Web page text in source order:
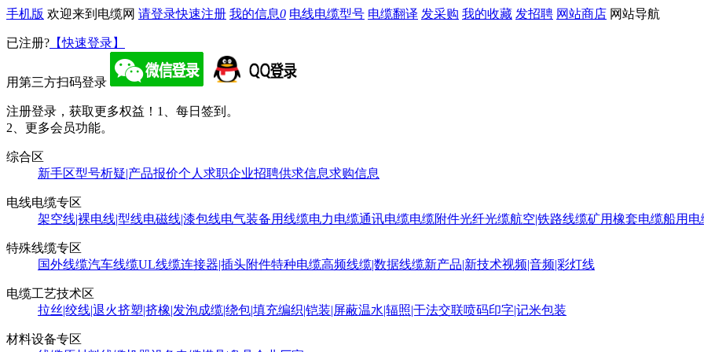
手机版 欢迎来到电缆网 请登录快速注册 我的信息0 电线电缆型号 电缆翻译 发采购 我的收藏 发招聘 网站商店 网站导航
已注册? 【快速登录】
用第三方扫码登录
注册登录，获取更多权益！ 1、每日签到。
2、更多会员功能。
综合区
新手区型号析疑|产品报价个人求职企业招聘供求信息求购信息
电线电缆专区
架空线|裸电线|型线电磁线|漆包线电气装备用线缆电力电缆通讯电缆电缆附件光纤光缆航空|铁路线缆矿用橡套电缆船用电
特殊线缆专区
国外线缆汽车线缆UL线缆连接器|插头附件特种电缆高频线缆|数据线缆新产品|新技术视频|音频|彩灯线
电缆工艺技术区
拉丝|绞线|退火挤塑|挤橡|发泡成缆|绕包|填充编织|铠装|屏蔽温水|辐照|干法交联喷码印字|记米包装
材料设备专区